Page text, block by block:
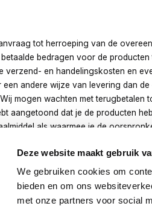
Deze website maakt gebruik
We gebruiken cookies om
bieden en om ons
met onze partners voor social
tot herroeping van de
bedragen voor de producten
verzend- en handelingskosten en
andere wijze van levering dan
mogen wachten met terugbetalen
aangetoond dat je de producten
als waarmee je de
worden gebracht.
van de producten zijn voor